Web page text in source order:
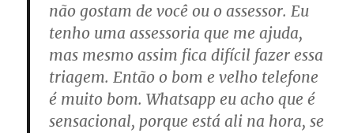
não gostam de você ou o assessor. Eu
tenho uma assessoria que me ajuda,
mas mesmo assim fica difícil fazer essa
triagem. Então o bom e velho telefone
é muito bom. Whatsapp eu acho que é
sensacional, porque está ali na hora, se